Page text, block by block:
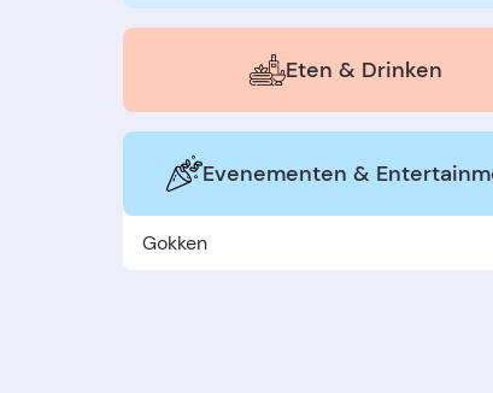
Eten & Drinken
Evenementen &
Gokken